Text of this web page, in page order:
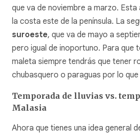
que va de noviembre a marzo.
la costa este de la península. La
suroeste, que va de mayo a
pero igual de inoportuno. Para que
maleta siempre tendrás que tener
chubasquero o paraguas por lo que
Temporada de lluvias vs.
Malasia
Ahora que tienes una idea general